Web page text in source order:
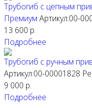
Трубогиб с цепным
Премиум Артикул:00-
13 600 р.
Подробнее
Трубогиб с ручным
Артикул:00-00001828
9 000 р.
Подробнее